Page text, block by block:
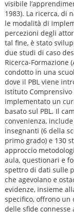
visibile
1983). La ricerca, di
le modalità di
percezioni degli
tal fine, è stato
due studi di caso
Ricerca-Formazione
condotto in una
dove il PBL viene
Istituto
implementato un
basato sul PBL. Il
convenienza,
insegnanti (6 della
primo grado) e 130
approccio
aula, questionari e
spettro di dati sulle
che agevolano e
evidenze, insieme
specifico, offrono
delle sfide connesse